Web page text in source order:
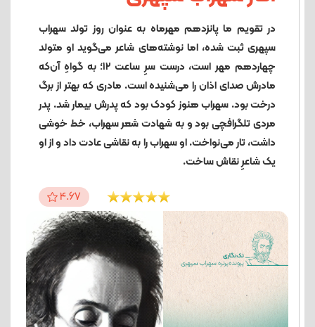
در تقویم ما پانزدهم مهرماه به عنوان روز تولد سهراب
سپهری ثبت شده، اما نوشته‌های شاعر می‌گوید او متولد
چهاردهم مهر است، درست سرِ ساعت ۱۲؛ به گواهِ آن‌که
مادرش صدای اذان را می‌شنیده است. مادری که بهتر از برگ
درخت بود. سهراب هنوز کودک بود که پدرش بیمار شد. پدر
مردی تلگرافچی بود و به شهادت شعر سهراب، خط خوشی
داشت، تار می‌نواخت. او سهراب را به نقاشی عادت داد و از او
یک شاعرِ نقاش ساخت.
4.67